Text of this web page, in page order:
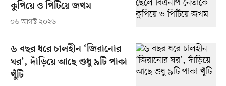
কুপিয়ে ও পিটিয়ে জখম
০৬ আগস্ট ২০২৬
৬ বছর ধরে চালহীন ‘জিরানোর
ঘর’, দাঁড়িয়ে আছে শুধু ৯টি পাকা
খুঁটি